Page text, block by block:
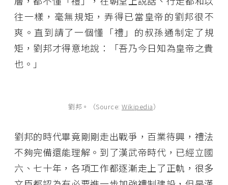
往一樣，毫無規矩，弄得已當皇帝的劉邦很不
爽。直到請了一個懂「禮」的叔孫通制定了規
矩，劉邦才得意地說：「吾乃今日知為皇帝之貴
也。」
劉邦。（Source: Wikipedia）
劉邦的時代畢竟剛剛走出戰爭，百業待興，禮法
不夠完備還能理解。到了漢武帝時代，已經立國
六、七十年，各項工作都逐漸走上了正軌，很多